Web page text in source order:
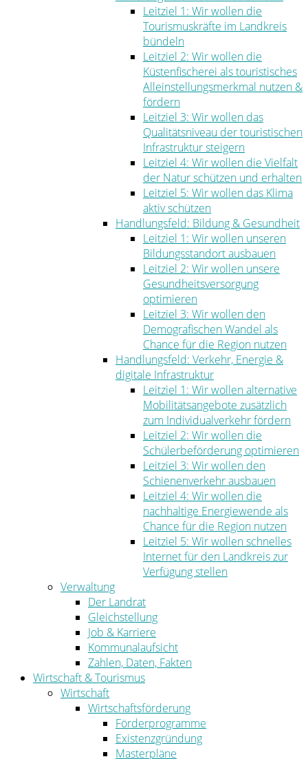
Leitziel 1: Wir wollen die
Tourismuskräfte im Landkreis
bündeln
Leitziel 2: Wir wollen die
Küstenfischerei als touristisches
Alleinstellungsmerkmal nutzen &
fördern
Leitziel 3: Wir wollen das
Qualitätsniveau der touristischen
Infrastruktur steigern
Leitziel 4: Wir wollen die Vielfalt
der Natur schützen und erhalten
Leitziel 5: Wir wollen das Klima
aktiv schützen
Handlungsfeld: Bildung & Gesundheit
Leitziel 1: Wir wollen unseren
Bildungsstandort ausbauen
Leitziel 2: Wir wollen unsere
Gesundheitsversorgung
optimieren
Leitziel 3: Wir wollen den
Demografischen Wandel als
Chance für die Region nutzen
Handlungsfeld: Verkehr, Energie &
digitale Infrastruktur
Leitziel 1: Wir wollen alternative
Mobilitätsangebote zusätzlich
zum Individualverkehr fördern
Leitziel 2: Wir wollen die
Schülerbeförderung optimieren
Leitziel 3: Wir wollen den
Schienenverkehr ausbauen
Leitziel 4: Wir wollen die
nachhaltige Energiewende als
Chance für die Region nutzen
Leitziel 5: Wir wollen schnelles
Internet für den Landkreis zur
Verfügung stellen
Verwaltung
Der Landrat
Gleichstellung
Job & Karriere
Kommunalaufsicht
Zahlen, Daten, Fakten
Wirtschaft & Tourismus
Wirtschaft
Wirtschaftsförderung
Förderprogramme
Existenzgründung
Masterpläne